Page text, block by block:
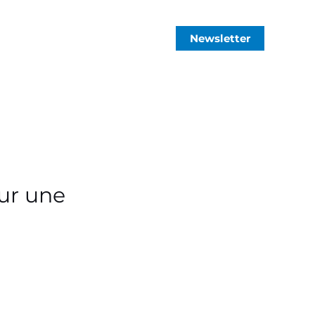
Newsletter
une